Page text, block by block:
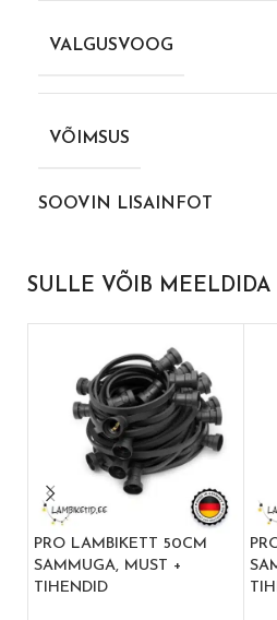
VALGUSVOOG
VÕIMSUS
SOOVIN LISAINFOT
SULLE VÕIB MEELDIDA
PRO LAMBIKETT 50CM
SAMMUGA, MUST +
TIHENDID